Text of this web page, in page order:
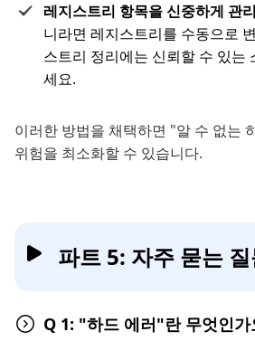
레지스트리 항목을 신중하게 관
니라면 레지스트리를 수동으로
스트리 정리에는 신뢰할 수 있는
세요.
이러한 방법을 채택하면 "알 수 없는
위험을 최소화할 수 있습니다.
파트 5: 자주 묻는
Q 1: "하드 에러"란 무엇인가